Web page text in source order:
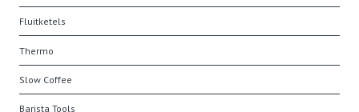
Fluitketels
Thermo
Slow Coffee
Barista Tools